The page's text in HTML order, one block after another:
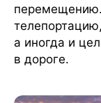
перемещению.
а иногда и
в дороге.